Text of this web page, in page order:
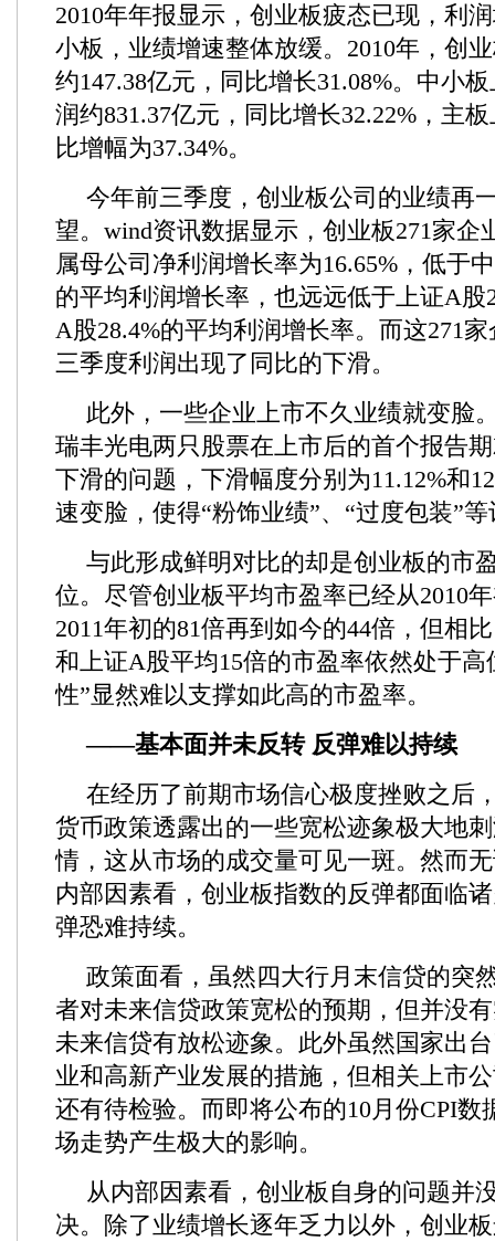
2010年年报显示，创业板疲态已现，利
小板，业绩增速整体放缓。2010年，创
约147.38亿元，同比增长31.08%。中小
润约831.37亿元，同比增长32.22%，主
比增幅为37.34%。
今年前三季度，创业板公司的业绩再
望。wind资讯数据显示，创业板271家企
属母公司净利润增长率为16.65%，低于
的平均利润增长率，也远远低于上证A股
A股28.4%的平均利润增长率。而这271
三季度利润出现了同比的下滑。
此外，一些企业上市不久业绩就变脸
瑞丰光电两只股票在上市后的首个报告
下滑的问题，下滑幅度分别为11.12%和
速变脸，使得“粉饰业绩”、“过度包装”
与此形成鲜明对比的却是创业板的市
位。尽管创业板平均市盈率已经从2010
2011年初的81倍再到如今的44倍，但相
和上证A股平均15倍的市盈率依然处于高
性”显然难以支撑如此高的市盈率。
——基本面并未反转 反弹难以持续
在经历了前期市场信心极度挫败之后
货币政策透露出的一些宽松迹象极大地
情，这从市场的成交量可见一斑。然而
内部因素看，创业板指数的反弹都面临
弹恐难持续。
政策面看，虽然四大行月末信贷的突
者对未来信贷政策宽松的预期，但并没
未来信贷有放松迹象。此外虽然国家出
业和高新产业发展的措施，但相关上市
还有待检验。而即将公布的10月份CPI数
场走势产生极大的影响。
从内部因素看，创业板自身的问题并
决。除了业绩增长逐年乏力以外，创业